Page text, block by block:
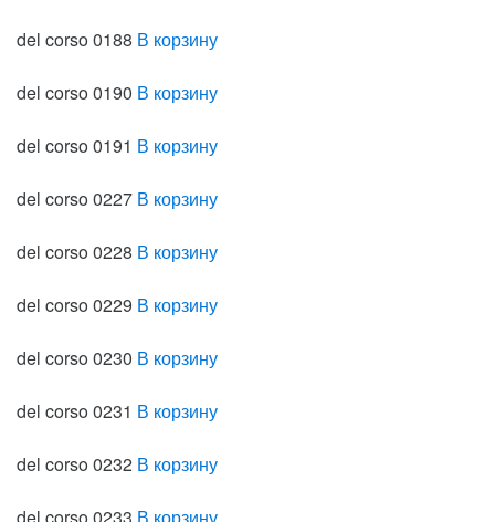
del corso 0188 В корзину
del corso 0190 В корзину
del corso 0191 В корзину
del corso 0227 В корзину
del corso 0228 В корзину
del corso 0229 В корзину
del corso 0230 В корзину
del corso 0231 В корзину
del corso 0232 В корзину
del corso 0233 В корзину